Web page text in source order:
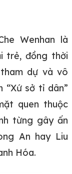
Wenhan là
trẻ, đồng thời
dự và vô
“Xứ sở tỉ dân”
quen thuộc
từng gây ấn
An hay Liu
Hóa.